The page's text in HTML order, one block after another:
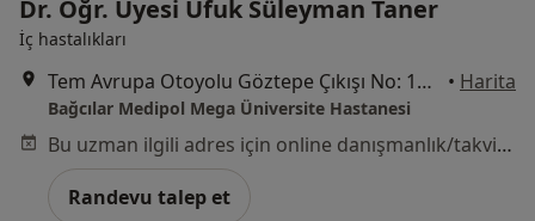
Dr. Öğr. Üyesi Ufuk Süleyman Taner
İç hastalıkları
Tem Avrupa Otoyolu Göztepe Çıkışı No: 1Bağcılar, İstanbul • Harita
Bağcılar Medipol Mega Üniversite Hastanesi
Bu uzman ilgili adres için online danışmanlık/takvim sunmuyor.
Randevu talep et